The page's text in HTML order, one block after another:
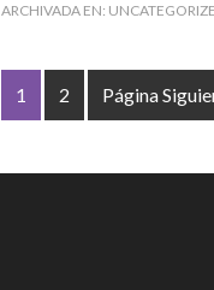
ARCHIVADA EN:
1 2 Página